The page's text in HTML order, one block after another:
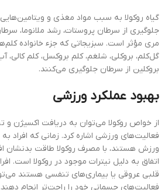
گیاه روکولا به سبب مواد مغذی و ویتامین‌هایی
جلوگیری از سرطان پروستات، رشد ملانوما،
مری مؤثر است. سبزیجاتی که جزء خانواده
گل‌کلم، بروکلی، شلغم، کلم بروکسل، کلم کالی،
بروکلین از سرطان جلوگیری می‌کنند.
بهبود عملکرد ورزشی
از خواص روکولا می‌توان به دریافت اکسیژن
فعالیت‌های ورزشی اشاره کرد. زمانی که افراد
ورزش هستند، با مصرف روکولا طاقت بدنشان
اتفاق به دلیل نیترات موجود در روکولا است.
قلبی عروقی یا بیماری‌های تنفسی هستند
فعالیت‌های جسمانی خود را راحت‌تر انجام دهند.